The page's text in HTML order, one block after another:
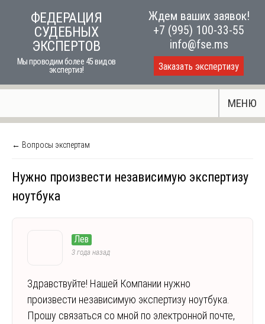
ФЕДЕРАЦИЯ
СУДЕБНЫХ
ЭКСПЕРТОВ
Мы проводим более 45 видов
экспертиз!
Ждем ваших заявок!
+7 (995) 100-33-55
info@fse.ms
Заказать экспертизу
МЕНЮ
← Вопросы экспертам
Нужно произвести независимую экспертизу
ноутбука
Лев
3 года назад
Здравствуйте! Нашей Компании нужно
произвести независимую экспертизу ноутбука.
Прошу связаться со мной по электронной почте,